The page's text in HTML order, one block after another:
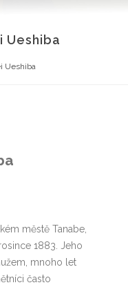
Ueshiba
Ueshiba
městě Tanabe,
1883. Jeho
mnoho let
často